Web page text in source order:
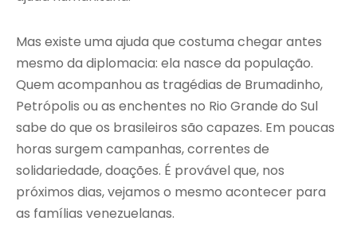
Mas existe uma ajuda que costuma chegar antes
mesmo da diplomacia: ela nasce da população.
Quem acompanhou as tragédias de Brumadinho,
Petrópolis ou as enchentes no Rio Grande do Sul
sabe do que os brasileiros são capazes. Em poucas
horas surgem campanhas, correntes de
solidariedade, doações. É provável que, nos
próximos dias, vejamos o mesmo acontecer para
as famílias venezuelanas.